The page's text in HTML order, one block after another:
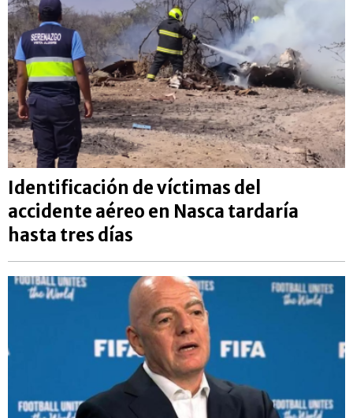
Identificación de víctimas del
accidente aéreo en Nasca tardaría
hasta tres días